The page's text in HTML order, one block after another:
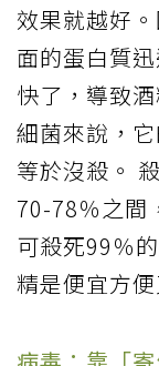
效果就越好
面的蛋白質
快了，導致
細菌來說，
等於沒殺。
70-78％之間
可殺死99％
精是便宜方